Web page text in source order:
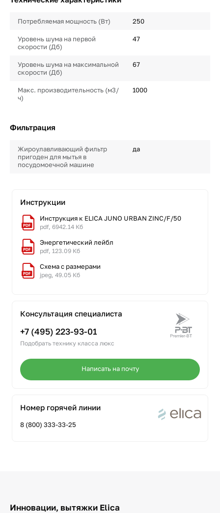
Потребляемая мощность (Вт) 250
Уровень шума на первой
скорости (Дб)
47
Уровень шума на максимальной
скорости (Дб)
67
Макс. производительность (м3/
ч)
1000
Фильтрация
Жироулавливающий фильтр
пригоден для мытья в
посудомоечной машине
да
Инструкции
Инструкция к ELICA JUNO URBAN ZINC/F/50
pdf, 6942.14 Кб
Энергетический лейбл
pdf, 123.09 Кб
Схема с размерами
jpeg, 49.05 Кб
Консультация специалиста
+7 (495) 223-93-01
Подобрать технику класса люкс
Написать на почту
Номер горячей линии
8 (800) 333-33-25
Инновации, вытяжки Elica